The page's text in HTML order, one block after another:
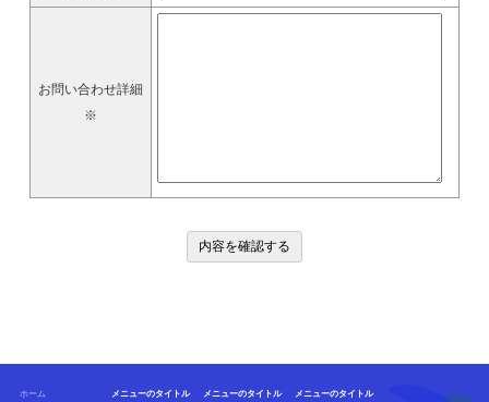
お問い合わせ詳細
※
ホーム メニューのタイトル メニューのタイトル メニューのタイトル